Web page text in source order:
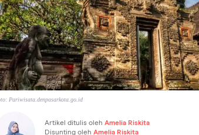
Pariwisata.denpasarkota.go.id
Artikel ditulis oleh Amelia Riskita
Disunting oleh Amelia Riskita